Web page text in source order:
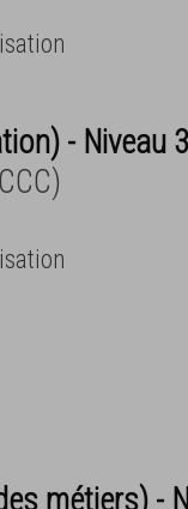
- Niveau 3
métiers) -